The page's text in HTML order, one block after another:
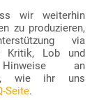
wir weiterhin
zu produzieren,
via
Lob und
an
wie ihr uns
Seite.